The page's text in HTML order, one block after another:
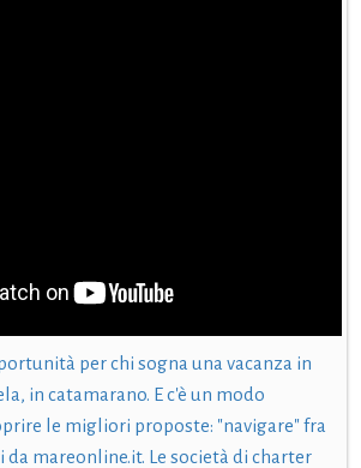
per chi sogna una vacanza in
in catamarano. E c'è un modo
le migliori proposte: "navigare" fra
da mareonline.it. Le società di charter